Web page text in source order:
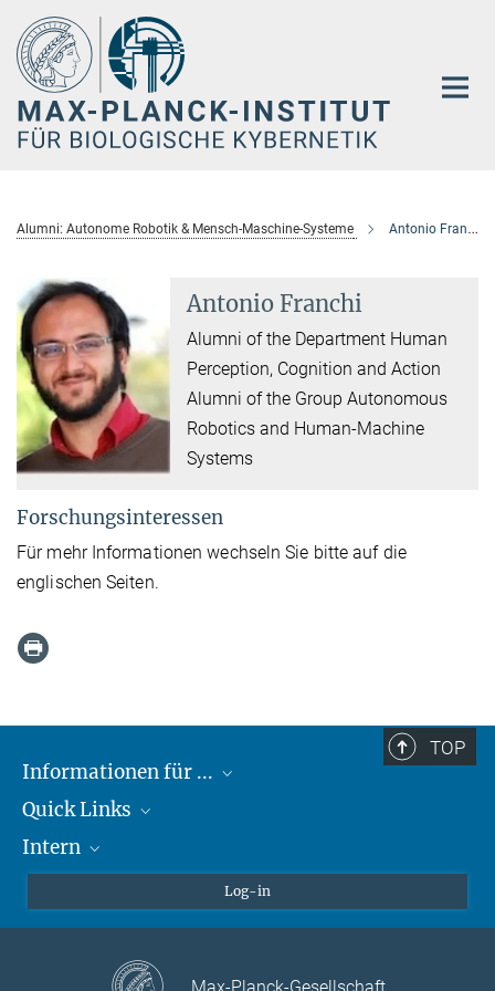
Hauptinhalt
Alumni: Autonome Robotik & Mensch-Maschine-Systeme Antonio Franchi
Antonio Franchi
Alumni of the Department Human
Perception, Cognition and Action
Alumni of the Group Autonomous
Robotics and Human-Machine
Systems
Forschungsinteressen
Für mehr Informationen wechseln Sie bitte auf die
englischen Seiten.
TOP
Informationen für ...
Lieferanten
Studierende
Quick Links
Max-Planck-Gesellschaft
Max-Planck-Campus Tübingen
Stellenangebote
Intern
Log-in